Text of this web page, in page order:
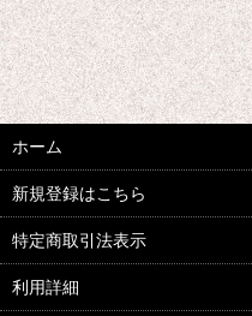
ホーム
新規登録はこちら
特定商取引法表示
利用詳細